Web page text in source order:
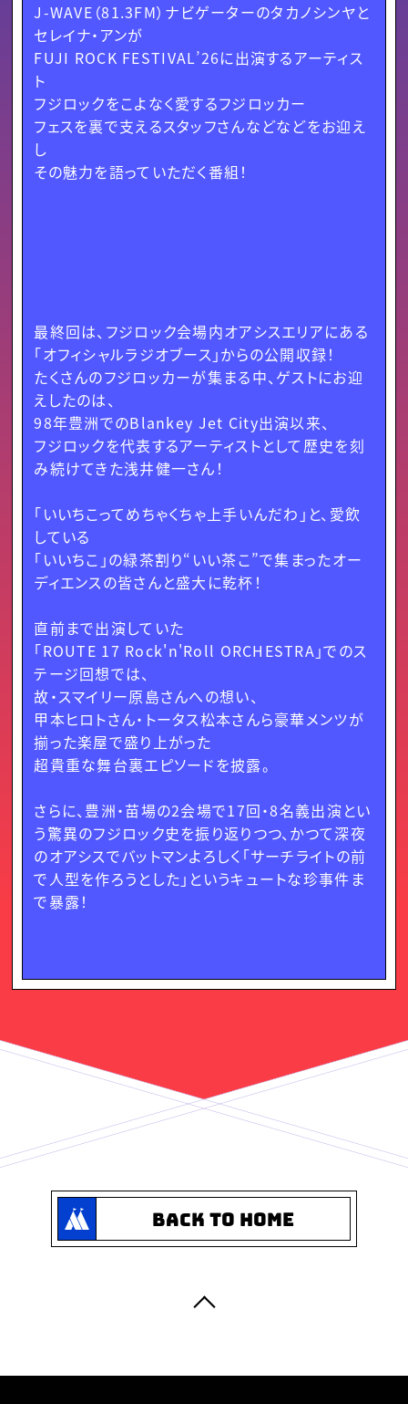
J-WAVE（81.3FM）ナビゲーターのタカノシンヤと
セレイナ・アンが
FUJI ROCK FESTIVAL’26に出演するアーティス
ト
フジロックをこよなく愛するフジロッカー
フェスを裏で支えるスタッフさんなどなどをお迎え
し
その魅力を語っていただく番組！
最終回は、フジロック会場内オアシスエリアにある
「オフィシャルラジオブース」からの公開収録！
たくさんのフジロッカーが集まる中、ゲストにお迎
えしたのは、
98年豊洲でのBlankey Jet City出演以来、
フジロックを代表するアーティストとして歴史を刻
み続けてきた浅井健一さん！
「いいちこってめちゃくちゃ上手いんだわ」と、愛飲
している
「いいちこ」の緑茶割り“いい茶こ”で集まったオー
ディエンスの皆さんと盛大に乾杯！
直前まで出演していた
「ROUTE 17 Rock'n'Roll ORCHESTRA」でのス
テージ回想では、
故・スマイリー原島さんへの想い、
甲本ヒロトさん・トータス松本さんら豪華メンツが
揃った楽屋で盛り上がった
超貴重な舞台裏エピソードを披露。
さらに、豊洲・苗場の2会場で17回・8名義出演とい
う驚異のフジロック史を振り返りつつ、かつて深夜
のオアシスでバットマンよろしく「サーチライトの前
で人型を作ろうとした」というキュートな珍事件ま
で暴露！
BACK TO HOME